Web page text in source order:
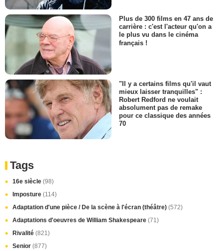
Plus de 300 films en 47 ans de
carrière : c'est l'acteur qu'on a
le plus vu dans le cinéma
français !
"Il y a certains films qu'il vaut
mieux laisser tranquilles" :
Robert Redford ne voulait
absolument pas de remake
pour ce classique des années
70
Tags
16e siècle (98)
Imposture (114)
Adaptation d'une pièce / De la scène à l'écran (théâtre) (572)
Adaptations d'oeuvres de William Shakespeare (71)
Rivalité (821)
Senior (877)